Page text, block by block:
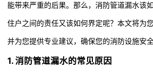
能带来严重的后果。那么，消防管道漏水该
住户之间的责任又该如何界定呢？本文将为
并为您提供专业建议，确保您的消防设施安全
1. 消防管道漏水的常见原因